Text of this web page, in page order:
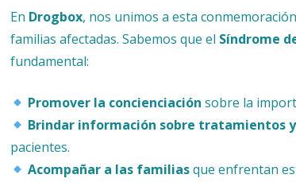
En Drogbox, nos unimos a esta
familias afectadas. Sabemos que el Síndrome
fundamental:
Promover la concienciación sobre la
Brindar información sobre tratamientos
pacientes.
Acompañar a las familiasque enfrentan